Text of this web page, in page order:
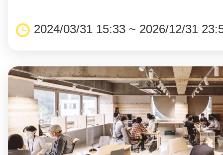
2024/03/31 15:33 ~ 2026/12/31
お知らせ
ヘルプ
お問い合わせ